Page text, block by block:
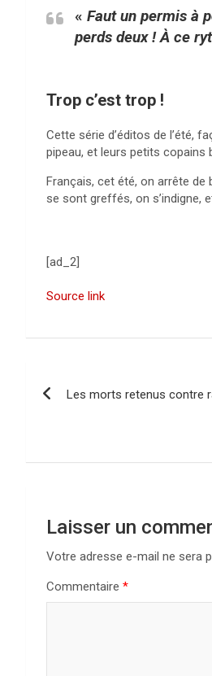
« Faut un permis à
perds deux ! À ce
Trop c’est trop !
Cette série d’éditos de l’été,
pipeau, et leurs petits copains
Français, cet été, on arrête de
se sont greffés, on s’indigne,
[ad_2]
Source link
Les morts retenus contre
Laisser un
Votre adresse e-mail ne sera
Commentaire *